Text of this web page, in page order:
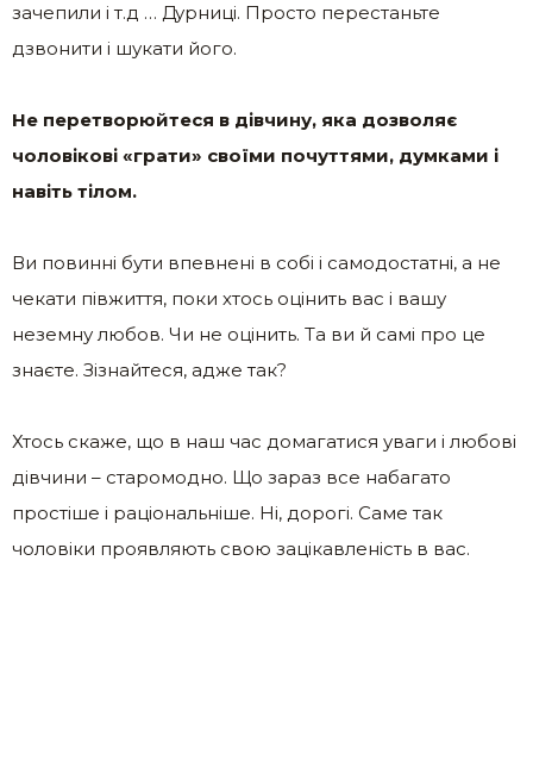
зачепили і т.д … Дурниці. Просто перестаньте
дзвонити і шукати його.
Не перетворюйтеся в дівчину, яка дозволяє
чоловікові «грати» своїми почуттями, думками і
навіть тілом.
Ви повинні бути впевнені в собі і самодостатні, а не
чекати півжиття, поки хтось оцінить вас і вашу
неземну любов. Чи не оцінить. Та ви й самі про це
знаєте. Зізнайтеся, адже так?
Хтось скаже, що в наш час домагатися уваги і любові
дівчини – старомодно. Що зараз все набагато
простіше і раціональніше. Ні, дорогі. Саме так
чоловіки проявляють свою зацікавленість в вас.